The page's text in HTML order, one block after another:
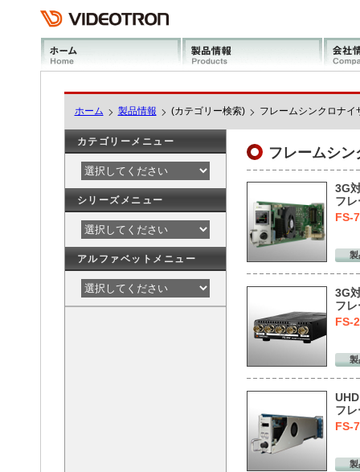
ホーム 製品情報 (カテゴリー検索) フレームシンクロナイ
カテゴリーメニュー
シリーズメニュー
アルファベットメニュー
フレームシ
3G
フ
FS-
製
3G
フ
FS-
製
UHD
フ
FS-
製